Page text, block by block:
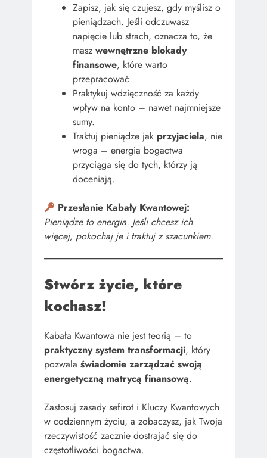
Zapisz, jak się czujesz, gdy myślisz o
pieniądzach. Jeśli odczuwasz
napięcie lub strach, oznacza to, że
masz wewnętrzne blokady
finansowe, które warto
przepracować.
Praktykuj wdzięczność za każdy
wpływ na konto – nawet najmniejsze
sumy.
Traktuj pieniądze jak przyjaciela, nie
wroga – energia bogactwa
przyciąga się do tych, którzy ją
doceniają.
Przesłanie Kabały Kwantowej:
Pieniądze to energia. Jeśli chcesz ich
więcej, pokochaj je i traktuj z szacunkiem.
Stwórz życie, które
kochasz!
Kabała Kwantowa nie jest teorią – to
praktyczny system transformacji, który
pozwala świadomie zarządzać swoją
energetyczną matrycą finansową.
Zastosuj zasady sefirot i Kluczy Kwantowych
w codziennym życiu, a zobaczysz, jak Twoja
rzeczywistość zacznie dostrajać się do
częstotliwości bogactwa.